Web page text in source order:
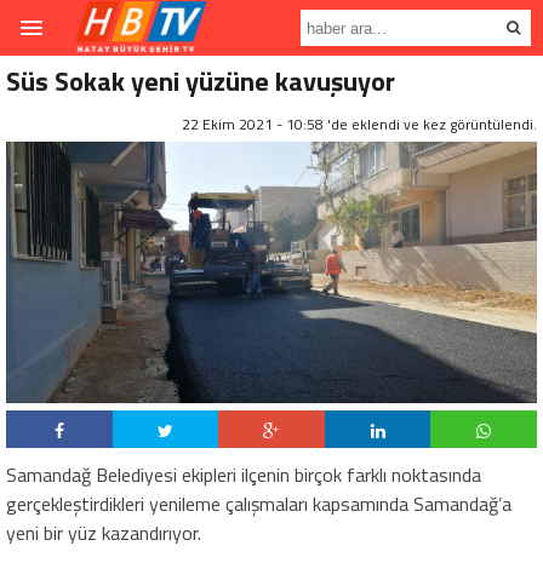
Süs Sokak yeni yüzüne kavuşuyor
22 Ekim 2021 - 10:58 'de eklendi ve kez görüntülendi.
Samandağ Belediyesi ekipleri ilçenin birçok farklı noktasında
gerçekleştirdikleri yenileme çalışmaları kapsamında Samandağ’a
yeni bir yüz kazandırıyor.